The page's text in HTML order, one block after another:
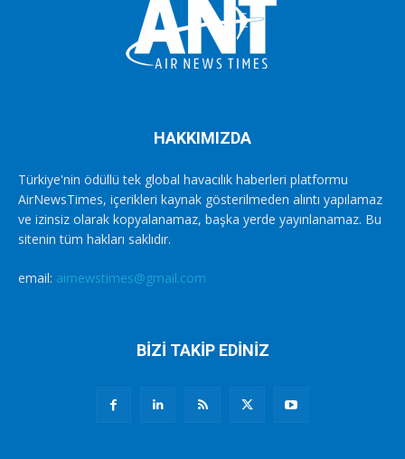
HAKKIMIZDA
Türkiye'nin ödüllü tek global havacılık haberleri platformu
AirNewsTimes, içerikleri kaynak gösterilmeden alıntı yapılamaz
ve izinsiz olarak kopyalanamaz, başka yerde yayınlanamaz. Bu
sitenin tüm hakları saklıdır.
email: airnewstimes@gmail.com
BİZİ TAKİP EDİNİZ